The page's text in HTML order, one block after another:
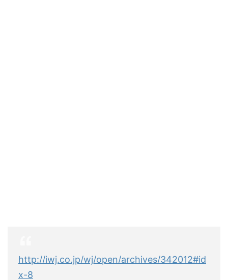
http://iwj.co.jp/wj/open/archives/342012#id
x-8